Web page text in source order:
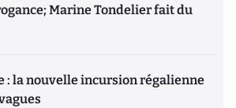
Marine Tondelier fait du
: la nouvelle incursion régalienne